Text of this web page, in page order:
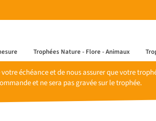
Trophées Nature - Flore - Animaux
échéance et de nous assurer que votre
et ne sera pas gravée sur le trophée.